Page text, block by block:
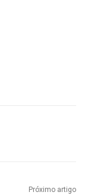
Próximo artigo